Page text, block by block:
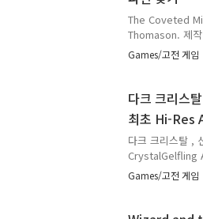
The Coveted
Thomason. 제
Coveted Mirror
봅니다. 출처 :
게임에는 동사
습니다. 이 게임
시되었는데, 이
Games/고전 게임
다크 크리스
최초 Hi-Res
다크 크리스탈 ,
CrystalGelfling
for Ages 9 &
Dark Crystal 을
https://
Games/고전 게임